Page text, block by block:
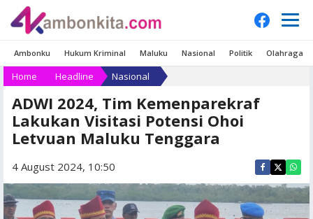
Ambonku Hukum Kriminal Maluku Nasional Politik Olahraga
Home Headline Nasional
ADWI 2024, Tim Kemenparekraf
Lakukan Visitasi Potensi Ohoi
Letvuan Maluku Tenggara
4 August 2024, 10:50